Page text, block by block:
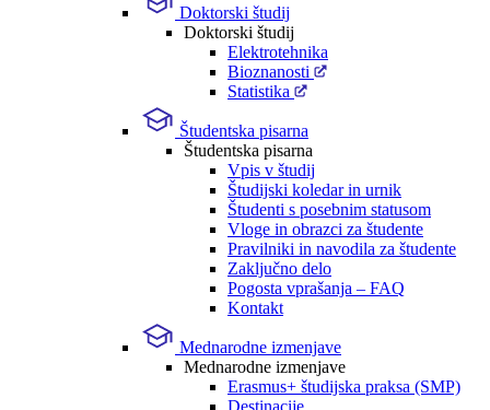
Doktorski študij
Doktorski študij
Elektrotehnika
Bioznanosti
Statistika
Študentska pisarna
Študentska pisarna
Vpis v študij
Študijski koledar in urnik
Študenti s posebnim statusom
Vloge in obrazci za študente
Pravilniki in navodila za študente
Zaključno delo
Pogosta vprašanja – FAQ
Kontakt
Mednarodne izmenjave
Mednarodne izmenjave
Erasmus+ študijska praksa (SMP)
Destinacije